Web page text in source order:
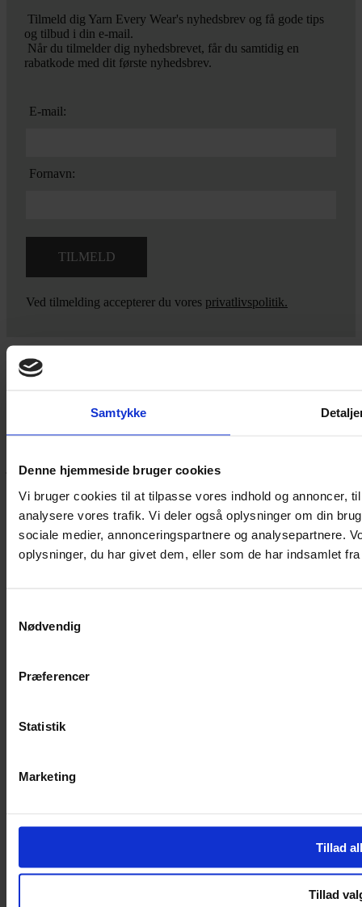
Samtykke
Denne hjemmeside bruger cookies
Vi bruger cookies til at tilpasse vores indhold og annoncer,
analysere vores trafik. Vi deler også oplysninger om din
sociale medier, annonceringspartnere og analysepartnere.
oplysninger, du har givet dem, eller som de har indsamlet
Nødvendig
Præferencer
Statistik
Marketing
Tillad
Tillad
Tilmeld dig Yarn Every Wear's nyhedsbrev og få gode tips
og tilbud i din e-mail.
Når du tilmelder dig nyhedsbrevet, får du samtidig en
rabatkode med dit første nyhedsbrev.
E-mail:
Fornavn:
Ved tilmelding accepterer du vores privatlivspolitik.
Yarn Every Wear
Hvis du bøvler med noget eller ønsker ny inspiration, så skriv til
jeg dig på vej.
Vestergade 12 6270, Tønder
60 51 96 50
post@yarneverywear.dk
CVR 43041649
Facebook-f
Instagram
Handelsbetingelser
Om Yarn Every Wear
Mandag – Fredag 10:00 – 17:30